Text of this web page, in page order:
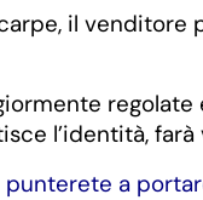
il venditore
l’identità,
a